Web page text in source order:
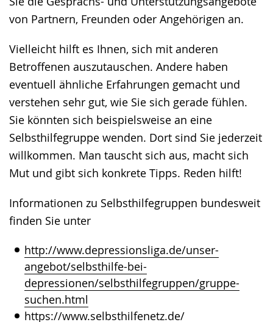
von Partnern, Freunden oder Angehörigen an.
Vielleicht hilft es Ihnen, sich mit anderen
Betroffenen auszutauschen. Andere haben
eventuell ähnliche Erfahrungen gemacht und
verstehen sehr gut, wie Sie sich gerade fühlen.
Sie könnten sich beispielsweise an eine
Selbsthilfegruppe wenden. Dort sind Sie jederzeit
willkommen. Man tauscht sich aus, macht sich
Mut und gibt sich konkrete Tipps. Reden hilft!
Informationen zu Selbsthilfegruppen bundesweit
finden Sie unter
http://www.depressionsliga.de/unser-
angebot/selbsthilfe-bei-
depressionen/selbsthilfegruppen/gruppe-
suchen.html
https://www.selbsthilfenetz.de/